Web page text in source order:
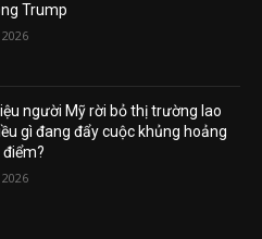
Trump
người Mỹ rời bỏ thị trường lao
gì đang đẩy cuộc khủng hoảng
điểm?